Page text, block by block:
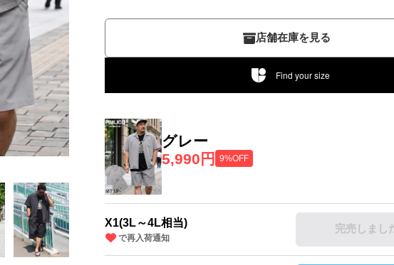
店舗在庫を見る
Find your size
グレー
5,990円
9%OFF
X1(3L～4L相当)
で再入荷通知
完売しまし